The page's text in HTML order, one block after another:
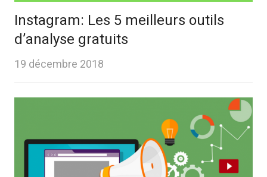
Instagram: Les 5 meilleurs outils
d’analyse gratuits
19 décembre 2018